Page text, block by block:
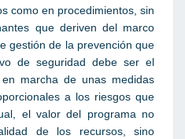
como en procedimientos, sin
que deriven del marco
gestión de la prevención que
de seguridad debe ser el
marcha de unas medidas
a los riesgos que
el valor del programa no
de los recursos, sino